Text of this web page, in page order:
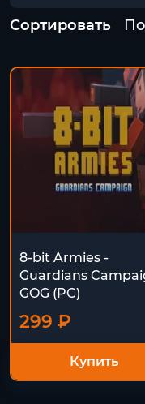
Сортировать
8-bit Armies -
Guardians
GOG (PC)
299 ₽
Купить